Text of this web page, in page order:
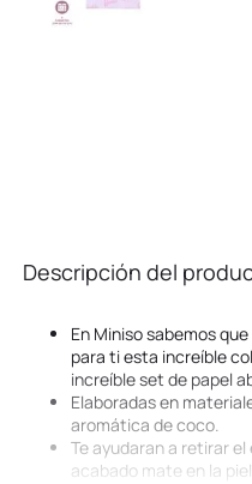
Descripción del
En Miniso sabemos
para ti esta increíble
increíble set de papel
Elaboradas en
aromática de coco.
Te ayudaran a retirar
acabado mate en la